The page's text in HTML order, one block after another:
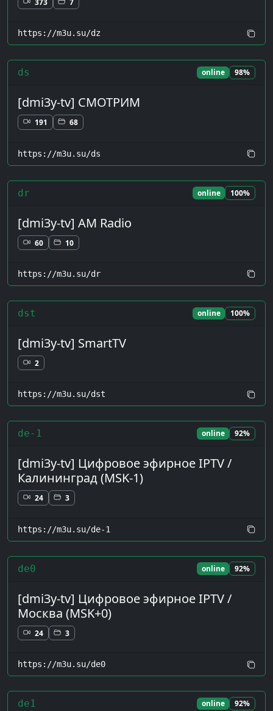
373 7
https://m3u.su/dz
ds online 98%
[dmi3y-tv] СМОТРИМ
191 68
https://m3u.su/ds
dr online 100%
[dmi3y-tv] AM Radio
60 10
https://m3u.su/dr
dst online 100%
[dmi3y-tv] SmartTV
2
https://m3u.su/dst
de-1 online 92%
[dmi3y-tv] Цифровое эфирное IPTV /
Калининград (MSK-1)
24 3
https://m3u.su/de-1
de0 online 92%
[dmi3y-tv] Цифровое эфирное IPTV /
Москва (MSK+0)
24 3
https://m3u.su/de0
de1 online 92%